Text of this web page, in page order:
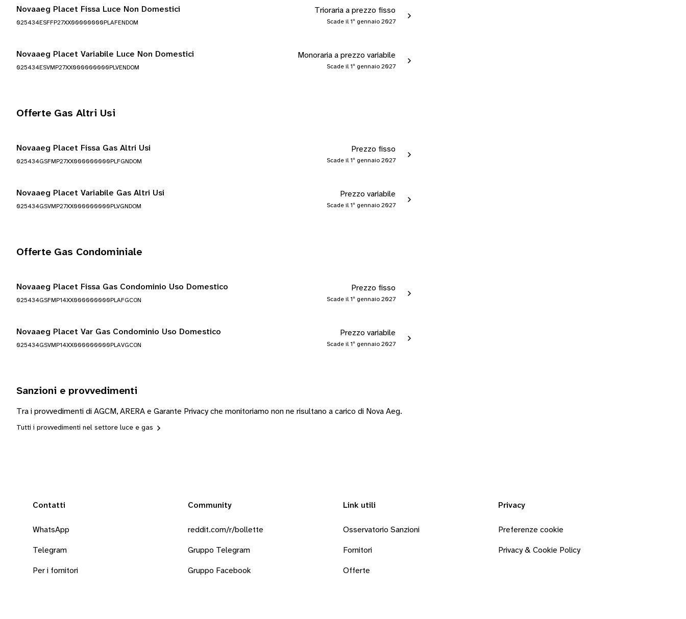
Novaaeg Placet Fissa Luce Non Domestici
025434ESFFP27XX00000000PLAFENDOM
Trioraria a prezzo fisso
Scade il 1º gennaio 2027
Novaaeg Placet Variabile Luce Non Domestici
025434ESVMP27XX000000000PLVENDOM
Monoraria a prezzo variabile
Scade il 1º gennaio 2027
Offerte Gas Altri Usi
Novaaeg Placet Fissa Gas Altri Usi
025434GSFMP27XX000000000PLFGNDOM
Prezzo fisso
Scade il 1º gennaio 2027
Novaaeg Placet Variabile Gas Altri Usi
025434GSVMP27XX000000000PLVGNDOM
Prezzo variabile
Scade il 1º gennaio 2027
Offerte Gas Condominiale
Novaaeg Placet Fissa Gas Condominio Uso Domestico
025434GSFMP14XX000000000PLAFGCON
Prezzo fisso
Scade il 1º gennaio 2027
Novaaeg Placet Var Gas Condominio Uso Domestico
025434GSVMP14XX000000000PLAVGCON
Prezzo variabile
Scade il 1º gennaio 2027
Sanzioni e provvedimenti
Tra i provvedimenti di AGCM, ARERA e Garante Privacy che monitoriamo non ne risultano a carico di Nova Aeg.
Tutti i provvedimenti nel settore luce e gas
Contatti
WhatsApp
Telegram
Per i fornitori
Community
reddit.com/r/bollette
Gruppo Telegram
Gruppo Facebook
Link utili
Osservatorio Sanzioni
Fornitori
Offerte
Privacy
Preferenze cookie
Privacy & Cookie Policy